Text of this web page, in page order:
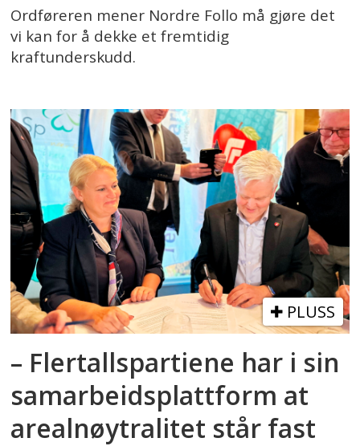
Ordføreren mener Nordre Follo må gjøre det
vi kan for å dekke et fremtidig
kraftunderskudd.
PLUSS
– Flertallspartiene har i sin
samarbeidsplattform at
arealnøytralitet står fast